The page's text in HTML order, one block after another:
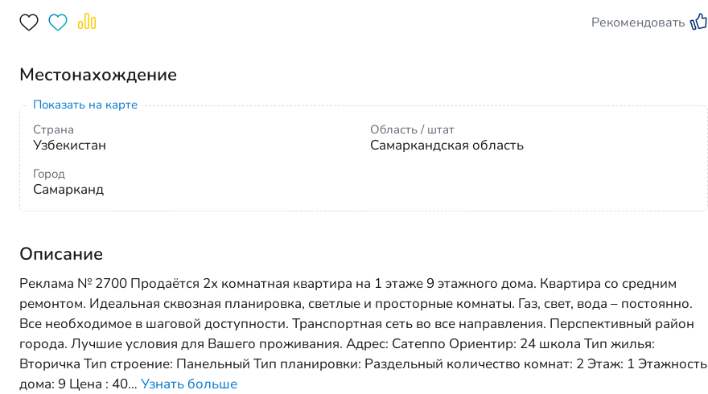
Рекомендовать
Местонахождение
Показать на карте
Страна
Узбекистан
Область / штат
Самаркандская область
Город
Самарканд
Описание
Реклама № 2700 Продаётся 2х комнатная квартира на 1 этаже 9 этажного дома. Квартира со средним
ремонтом. Идеальная сквозная планировка, светлые и просторные комнаты. Газ, свет, вода – постоянно.
Все необходимое в шаговой доступности. Транспортная сеть во все направления. Перспективный район
города. Лучшие условия для Вашего проживания. Адрес: Сатеппо Ориентир: 24 школа Тип жилья:
Вторичка Тип строение: Панельный Тип планировки: Раздельный количество комнат: 2 Этаж: 1 Этажность
дома: 9 Цена : 40… Узнать больше